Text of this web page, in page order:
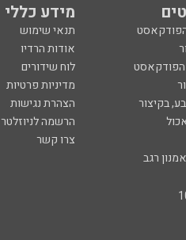
מידע כללי
תנאי שימוש
אודות הרדיו
הפודקאסט
לוח שידורים
מדיניות פרטיות
בקיצור
הצהרת נגישות
הרשמה לניוזלטר
צרו קשר
רגב